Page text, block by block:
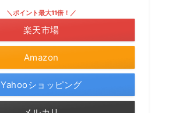
Amazon
＼ポイント最大11倍！／
楽天市場
Yahooショッピング